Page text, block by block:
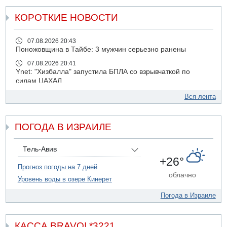
КОРОТКИЕ НОВОСТИ
07.08.2026 20:43
Поножовщина в Тайбе: 3 мужчин серьезно ранены
07.08.2026 20:41
Ynet: "Хизбалла" запустила БПЛА со взрывчаткой по
силам ЦАХАЛ
ДТП в Ашдоде: тяжело ранены двое маленьких детей
07.08.2026 19:14
Скончался водитель, врезавшийся в стену в
Иерусалиме
07.08.2026 17:57
Подозреваемый в домогательствах в хостеле - Гильбоа
Дахан
07.08.2026 17:55
коррупционных отношениях с Йоавом Элиаси
Вся лента
ПОГОДА В ИЗРАИЛЕ
Тель-Авив
Прогноз погоды на 7 дней
Уровень воды в озере Кинерет
+26°
облачно
Погода в Израиле